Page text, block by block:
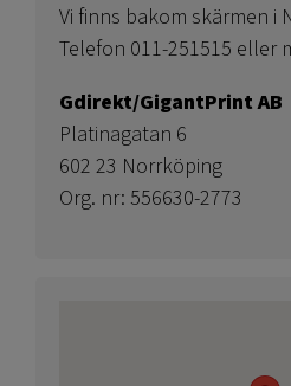
Vi finns bakom skärmen i
Telefon 011-251515 eller
Gdirekt/GigantPrint AB
Platinagatan 6
602 23 Norrköping
Org. nr: 556630-2773